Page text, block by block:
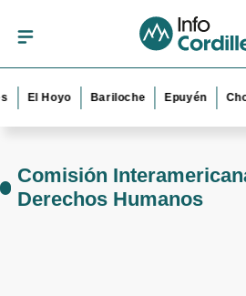
El Hoyo Bariloche Epuyén
Comisión
Derechos Humanos